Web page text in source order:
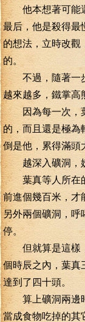
他本想著可能還
最后，他是殺得最
的想法，立時改觀
的。
不過，隨著一
越來越多，鐵掌高
因為每一次，葉
的，而且還是極為
倒是他，累得滿頭
越深入礦洞，妖
葉真等人所在的
前進個幾百米，才
另外兩個礦洞，呼
停。
但就算是這樣，
個時辰之內，葉真
達到了四十頭。
算上礦洞兩邊時
當成食物吃掉的其